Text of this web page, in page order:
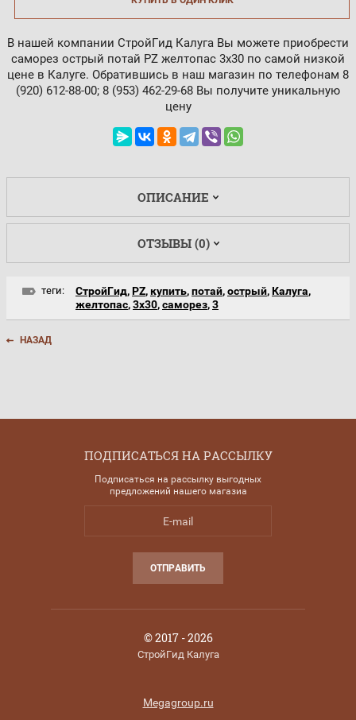
В нашей компании СтройГид Калуга Вы можете приобрести
саморез острый потай PZ желтопас 3х30 по самой низкой
цене в Калуге. Обратившись в наш магазин по телефонам 8
(920) 612-88-00; 8 (953) 462-29-68 Вы получите уникальную
цену
ОПИСАНИЕ
ОТЗЫВЫ (0)
теги: СтройГид,PZ,купить,потай,острый, Калуга,
желтопас,3х30,саморез,3
НАЗАД
ПОДПИСАТЬСЯ НА РАССЫЛКУ
Подписаться на рассылку выгодных
предложений нашего магазиа
ОТПРАВИТЬ
© 2017 - 2026
СтройГид Калуга
Megagroup.ru